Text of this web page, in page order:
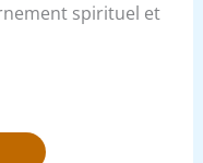
spirituel et